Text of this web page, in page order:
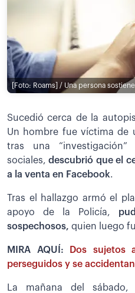
[Foto: Roams] / Una persona
Sucedió cerca de la
Un hombre fue víctima de
tras una
sociales,descubrió que el
a la venta en Facebook.
Tras el hallazgo armó el
apoyo de la Policía,
sospechosos, quien luego
MIRA AQUÍ:
Dos sujetos
perseguidos y se
La mañana del sábado,